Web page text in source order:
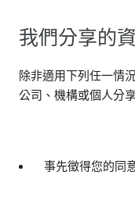
我們分享的
除非適用下列任一情
公司、機構或個人分
事先徵得您的同